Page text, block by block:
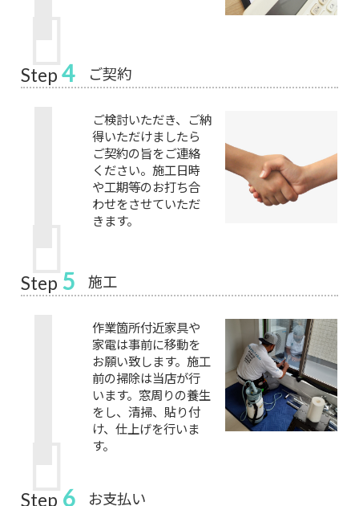
Step 4 ご契約
ご検討いただき、ご納
得いただけましたら
ご契約の旨をご連絡
ください。施工日時
や工期等のお打ち合
わせをさせていただ
きます。
Step 5 施工
作業箇所付近家具や
家電は事前に移動を
お願い致します。施工
前の掃除は当店が行
います。窓周りの養生
をし、清掃、貼り付
け、仕上げを行いま
す。
Step 6 お支払い